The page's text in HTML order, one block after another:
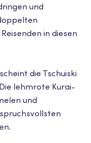
und
in diesen
scheint die Tschuiski
lehmrote Kurai-
und